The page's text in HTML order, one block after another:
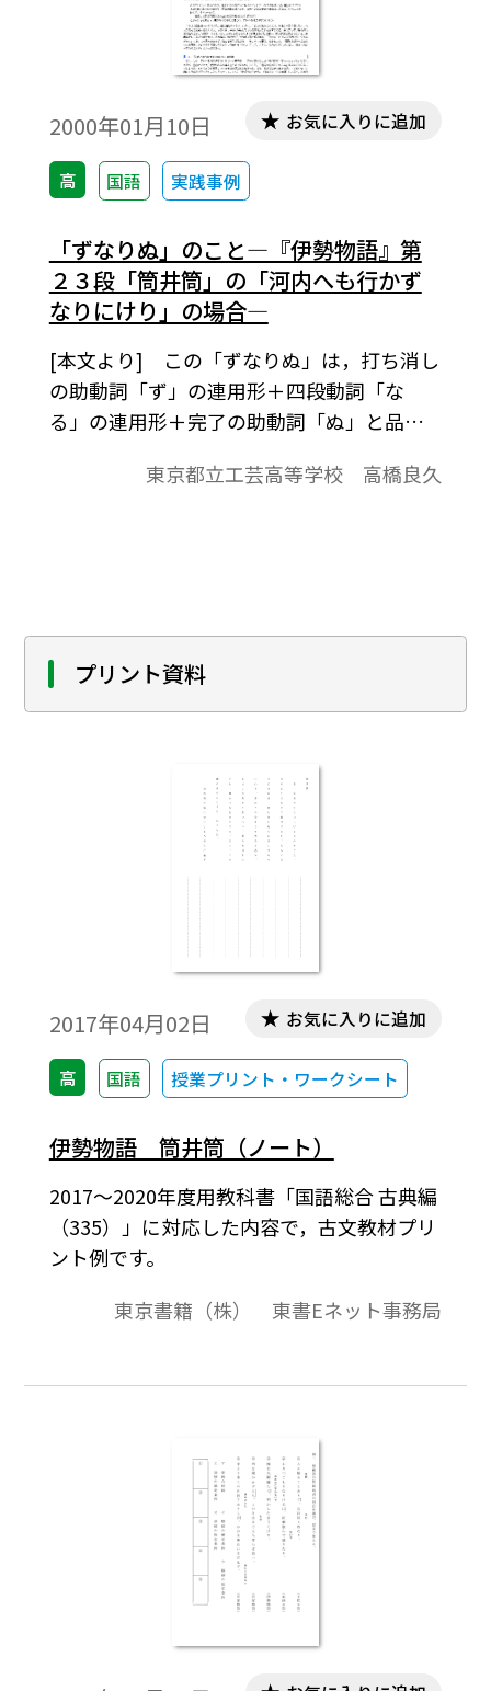
2000年01月10日
高 国語 実践事例
お気に入りに追加
「ずなりぬ」のこと―『伊勢物語』第
２３段「筒井筒」の「河内へも行かず
なりにけり」の場合―
[本文より] この「ずなりぬ」は，打ち消し
の助動詞「ず」の連用形＋四段動詞「な
る」の連用形＋完了の助動詞「ぬ」と品詞
直接現代語に置き換えれば「 ～しなくなっ
利氏の『古典文の構造』（右文書院）であ
る。『ベネッセ全訳古語辞典』の「ずなり
ぬ」の項には，次のようにある。
東京都立工芸高等学校 高橋良久
プリント資料
2017年04月02日
高 国語 授業プリント・ワークシート
お気に入りに追加
伊勢物語 筒井筒（ノート）
2017～2020年度用教科書「国語総合 古典編
（335）」に対応した内容で，古文教材プリ
ント例です。
東京書籍（株） 東書Eネット事務局